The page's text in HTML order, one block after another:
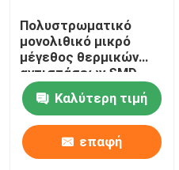
Πολυστρωματικό
μονολιθικό μικρό
μέγεθος θερμικών
αντιστάσεων SMD
NTC για την
ηλεκτρονική
Καλύτερη τιμή
επαφή